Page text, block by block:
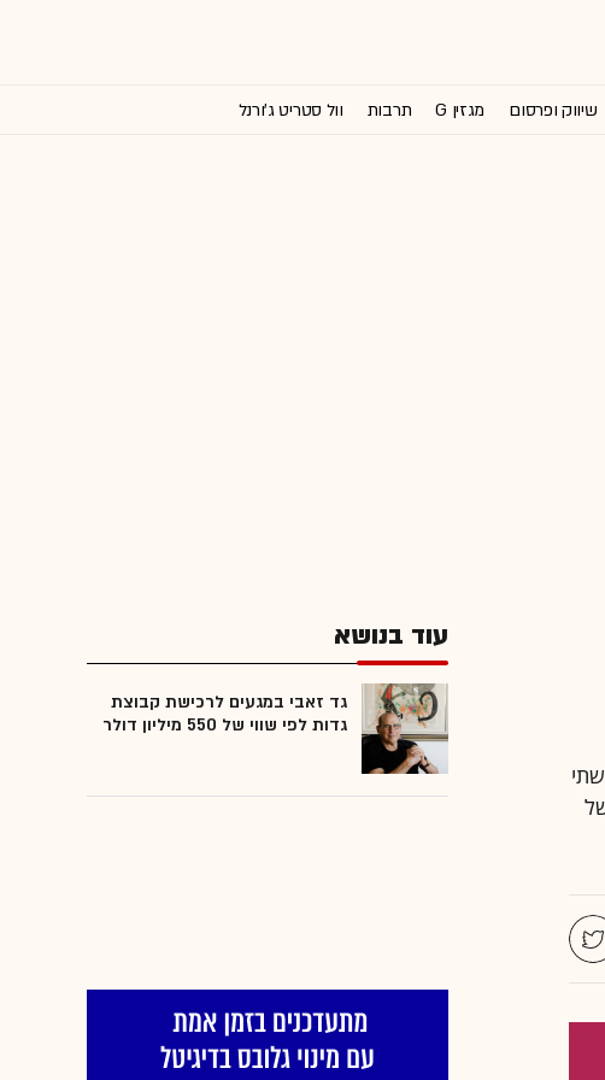
שיווק ופרסום מגזין G תרבות וול סטריט ג'ורנל
עוד בנושא
גד זאבי במגעים לרכישת קבוצת
גדות לפי שווי של 550 מיליון דולר